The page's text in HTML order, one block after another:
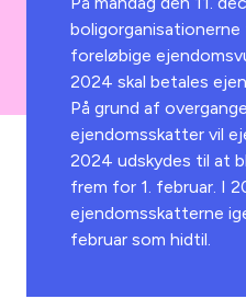
boligorganisationerne
foreløbige
2024 skal betales
På grund af
ejendomsskatter vil
2024 udskydes til at
frem for 1. februar. I
ejendomsskatterne
februar som hidtil.